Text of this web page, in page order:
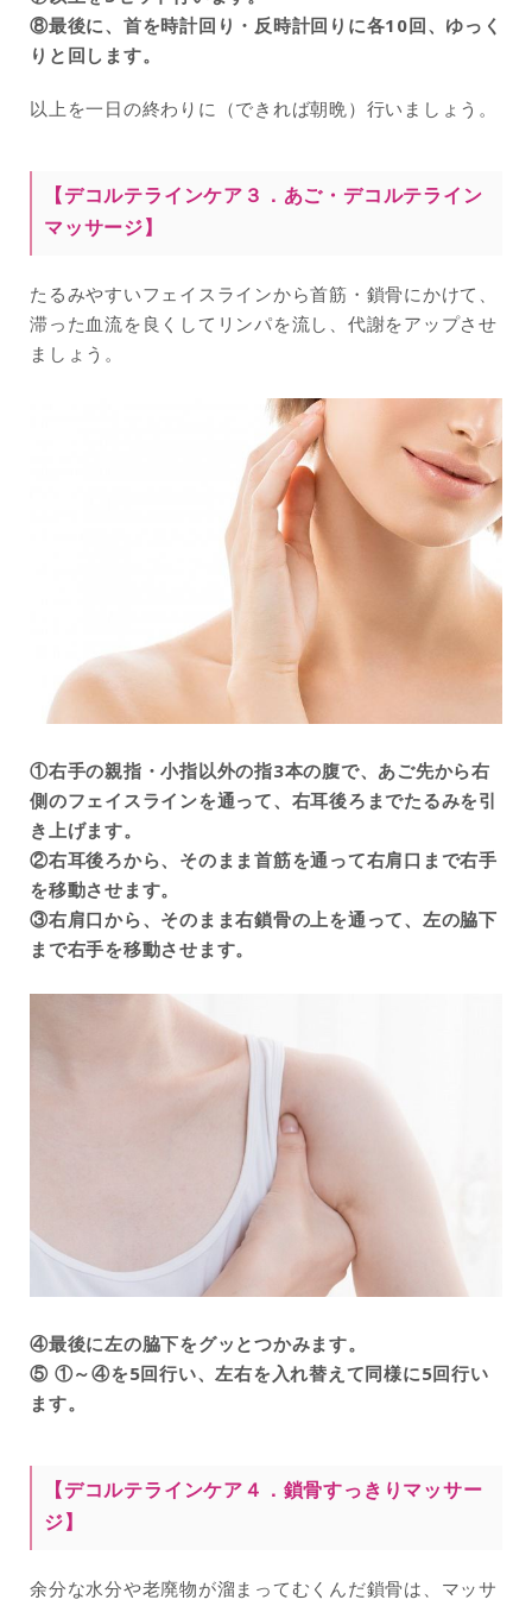
⑧最後に、首を時計回り・反時計回りに各10回、ゆっく
りと回します。
以上を一日の終わりに（できれば朝晩）行いましょう。
【デコルテラインケア３．あご・デコルテライン
マッサージ】
たるみやすいフェイスラインから首筋・鎖骨にかけて、
滞った血流を良くしてリンパを流し、代謝をアップさせ
ましょう。
①右手の親指・小指以外の指3本の腹で、あご先から右
側のフェイスラインを通って、右耳後ろまでたるみを引
き上げます。
②右耳後ろから、そのまま首筋を通って右肩口まで右手
を移動させます。
③右肩口から、そのまま右鎖骨の上を通って、左の脇下
まで右手を移動させます。
④最後に左の脇下をグッとつかみます。
⑤ ①～④を5回行い、左右を入れ替えて同様に5回行い
ます。
【デコルテラインケア４．鎖骨すっきりマッサー
ジ】
余分な水分や老廃物が溜まってむくんだ鎖骨は、マッサ